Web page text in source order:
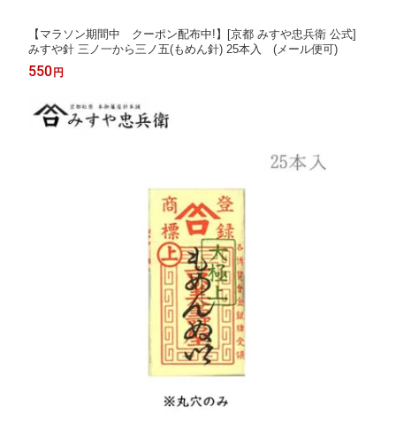
【マラソン期間中 クーポン配布中!】[京都 みすや忠兵衛 公式]
みすや針 三ノ一から三ノ五(もめん針) 25本入 (メール便可)
550円